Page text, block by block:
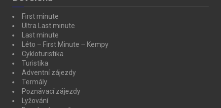
First minute
Ultra Last minute
Last minute
Léto – First Minute – Kempy
Cykloturistika
Turistika
Adventní zájezdy
Termály
Poznávací zájezdy
Lyžování